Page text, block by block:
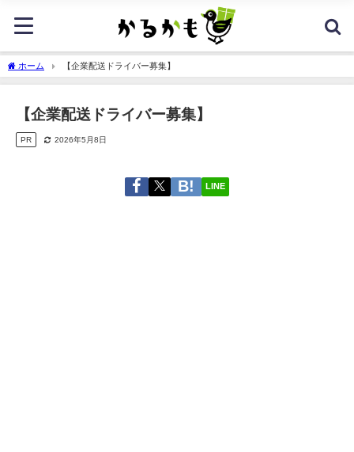
ホーム 【企業配送ドライバー募集】
【企業配送ドライバー募集】
PR 2026年5月8日
LINE